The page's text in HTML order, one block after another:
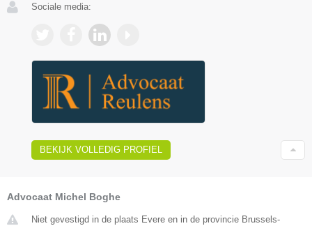
Sociale media:
BEKIJK VOLLEDIG PROFIEL
Advocaat Michel Boghe
Niet gevestigd in de plaats Evere en in de provincie Brussels-